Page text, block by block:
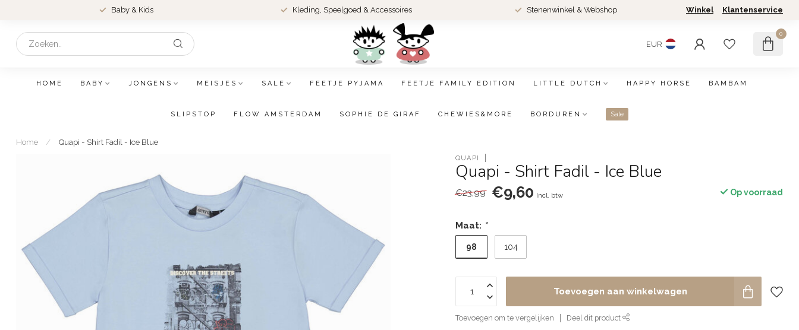
Baby & Kids Kleding, Speelgoed & Accessoires Stenenwinkel & Webshop Winkel Klantenservice
EUR
0
HOME BABY JONGENS MEISJES SALE FEETJE PYJAMA FEETJE FAMILY EDITION LITTLE DUTCH HAPPY HORSE BAMBAM
SLIPSTOP FLOW AMSTERDAM SOPHIE DE GIRAF CHEWIES&MORE BORDUREN Sale
Home / Quapi - Shirt Fadil - Ice Blue
QUAPI
Quapi - Shirt Fadil - Ice Blue
€23,99 €9,60 Incl. btw Op voorraad
Maat: *
98 104
Toevoegen aan winkelwagen
Toevoegen om te vergelijken Deel dit product